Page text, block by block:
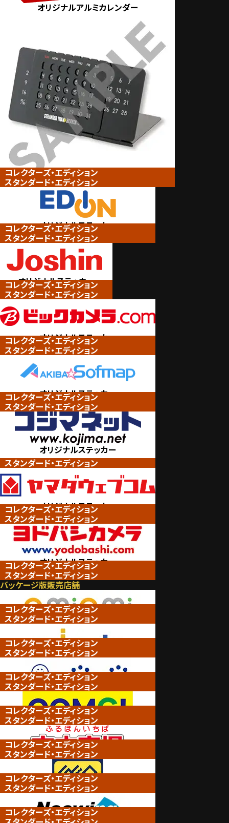
オリジナルアルミカレンダー
コレクターズ・エディション
スタンダード・エディション
オリジナルステッカー
（エディオン限定）
コレクターズ・エディション
スタンダード・エディション
オリジナルステッカー
（Joshin限定）
コレクターズ・エディション
スタンダード・エディション
オリジナルステッカー
（ビックカメラグループ限定）
コレクターズ・エディション
スタンダード・エディション
オリジナルステッカー
（ビックカメラグループ限定）
コレクターズ・エディション
スタンダード・エディション
オリジナルステッカー
（ビックカメラグループ限定）
スタンダード・エディション
オリジナルステッカー
（ヤマダデンキ限定）
コレクターズ・エディション
スタンダード・エディション
オリジナルステッカー
（ヨドバシカメラ限定）
コレクターズ・エディション
スタンダード・エディション
パッケージ版販売店舗
コレクターズ・エディション
スタンダード・エディション
コレクターズ・エディション
スタンダード・エディション
コレクターズ・エディション
スタンダード・エディション
コレクターズ・エディション
スタンダード・エディション
コレクターズ・エディション
スタンダード・エディション
コレクターズ・エディション
スタンダード・エディション
コレクターズ・エディション